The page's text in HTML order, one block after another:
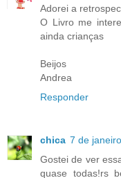
Adorei a
O Livro me
ainda crianças
Beijos
Andrea
Responder
chica 7 de
Gostei de ver
quase todas!rs